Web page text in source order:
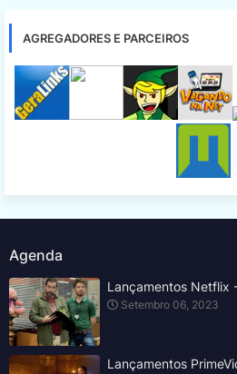
AGREGADORES E PARCEIROS
Agenda
Lançamentos Netflix
Setembro 06, 2023
Lançamentos